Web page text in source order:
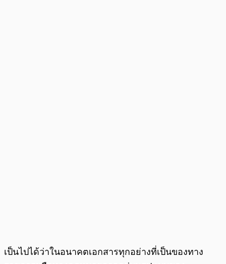
เป็นไปได้ว่าในอนาคตเอกสารทุกอย่างที่เป็นของทาง